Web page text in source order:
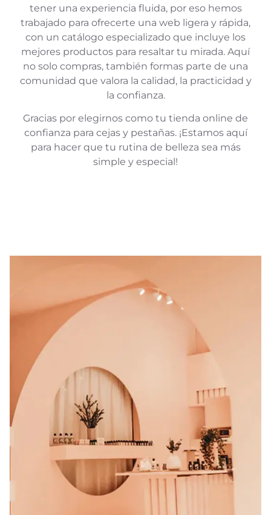
tener una experiencia fluida, por eso hemos
trabajado para ofrecerte una web ligera y rápida,
con un catálogo especializado que incluye los
mejores productos para resaltar tu mirada. Aquí
no solo compras, también formas parte de una
comunidad que valora la calidad, la practicidad y
la confianza.
Gracias por elegirnos como tu tienda online de
confianza para cejas y pestañas. ¡Estamos aquí
para hacer que tu rutina de belleza sea más
simple y especial!